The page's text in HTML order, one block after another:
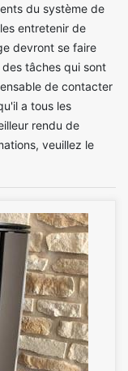
du système de
entretenir de
devront se faire
tâches qui sont
de contacter
a tous les
rendu de
veuillez le